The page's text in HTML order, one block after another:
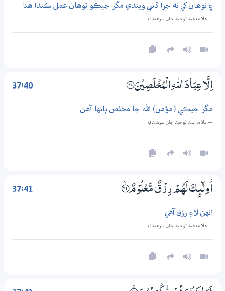
۽ توهان کي نه جزا ڏني ويندي مگر جيڪو توهان عمل ڪندا هئا
— علامه عبدالوحيد جان سرھندي
37:40 اِلَّا عِبَادَ اللّٰهِ الْمُخْلَصِيْنَ ؀40
مگر جيڪي (مؤمن) الله جا مخلص ٻانها آهن
— علامه عبدالوحيد جان سرھندي
37:41 اُولٰۗىِٕكَ لَهُمْ رِزْقٌ مَّعْلُوْمٌ ؀ۙ41
انهن لاءِ رزق آهي
— علامه عبدالوحيد جان سرھندي